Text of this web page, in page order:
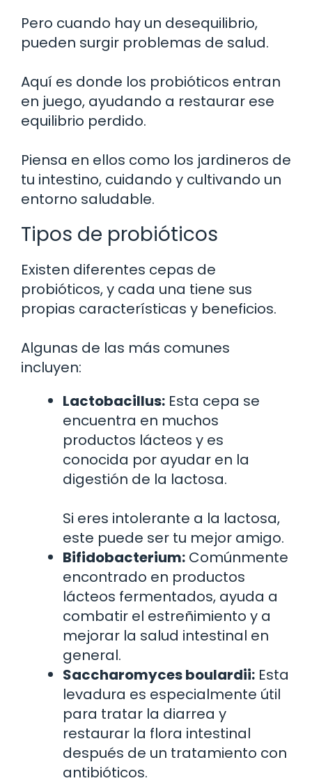
Pero cuando hay un desequilibrio,
pueden surgir problemas de salud.
Aquí es donde los probióticos entran
en juego, ayudando a restaurar ese
equilibrio perdido.
Piensa en ellos como los jardineros de
tu intestino, cuidando y cultivando un
entorno saludable.
Tipos de probióticos
Existen diferentes cepas de
probióticos, y cada una tiene sus
propias características y beneficios.
Algunas de las más comunes
incluyen:
Lactobacillus: Esta cepa se
encuentra en muchos
productos lácteos y es
conocida por ayudar en la
digestión de la lactosa.
Si eres intolerante a la lactosa,
este puede ser tu mejor amigo.
Bifidobacterium: Comúnmente
encontrado en productos
lácteos fermentados, ayuda a
combatir el estreñimiento y a
mejorar la salud intestinal en
general.
Saccharomyces boulardii: Esta
levadura es especialmente útil
para tratar la diarrea y
restaurar la flora intestinal
después de un tratamiento con
antibióticos.